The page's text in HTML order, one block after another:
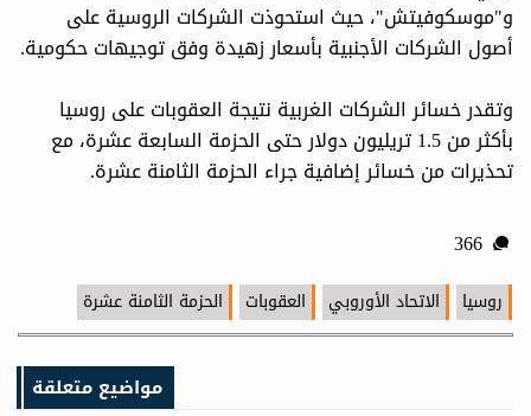
و"موسكوفيتش"، حيث استحوذت الشركات الروسية على
أصول الشركات الأجنبية بأسعار زهيدة وفق توجيهات حكومية.
وتقدر خسائر الشركات الغربية نتيجة العقوبات على روسيا
بأكثر من 1.5 تريليون دولار حتى الحزمة السابعة عشرة، مع
تحذيرات من خسائر إضافية جراء الحزمة الثامنة عشرة.
روسیا الاتحاد الأوروبي العقوبات الحزمة الثامنة عشرة
مواضيع متعلقة